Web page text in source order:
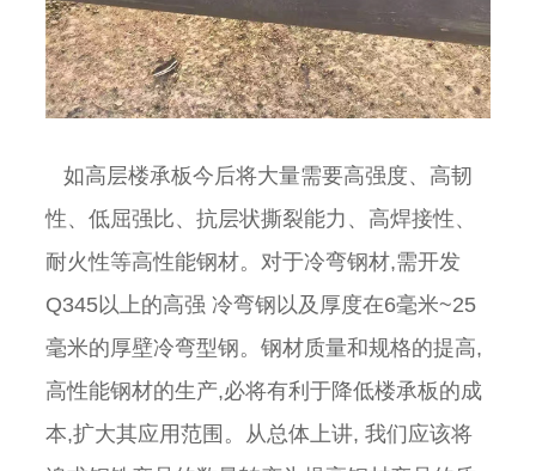
如高层楼承板今后将大量需要高强度、高韧
性、低屈强比、抗层状撕裂能力、高焊接性、
耐火性等高性能钢材。对于冷弯钢材,需开发
Q345以上的高强 冷弯钢以及厚度在6毫米~25
毫米的厚壁冷弯型钢。钢材质量和规格的提高,
高性能钢材的生产,必将有利于降低楼承板的成
本,扩大其应用范围。从总体上讲, 我们应该将